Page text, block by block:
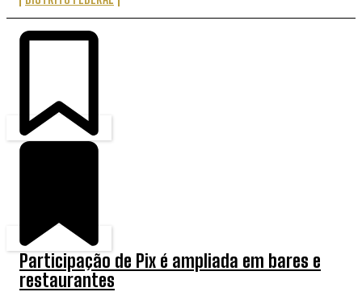
Participação de Pix é ampliada em bares e
restaurantes